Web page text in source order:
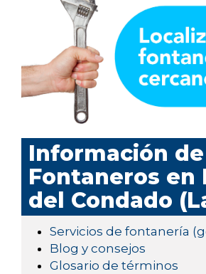
Información de
Fontaneros en
del Condado
Servicios de fontanería
Blog y consejos
Glosario de términos